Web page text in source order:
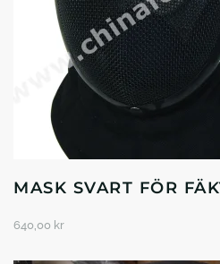
MASK SVART FÖR
640,00 kr